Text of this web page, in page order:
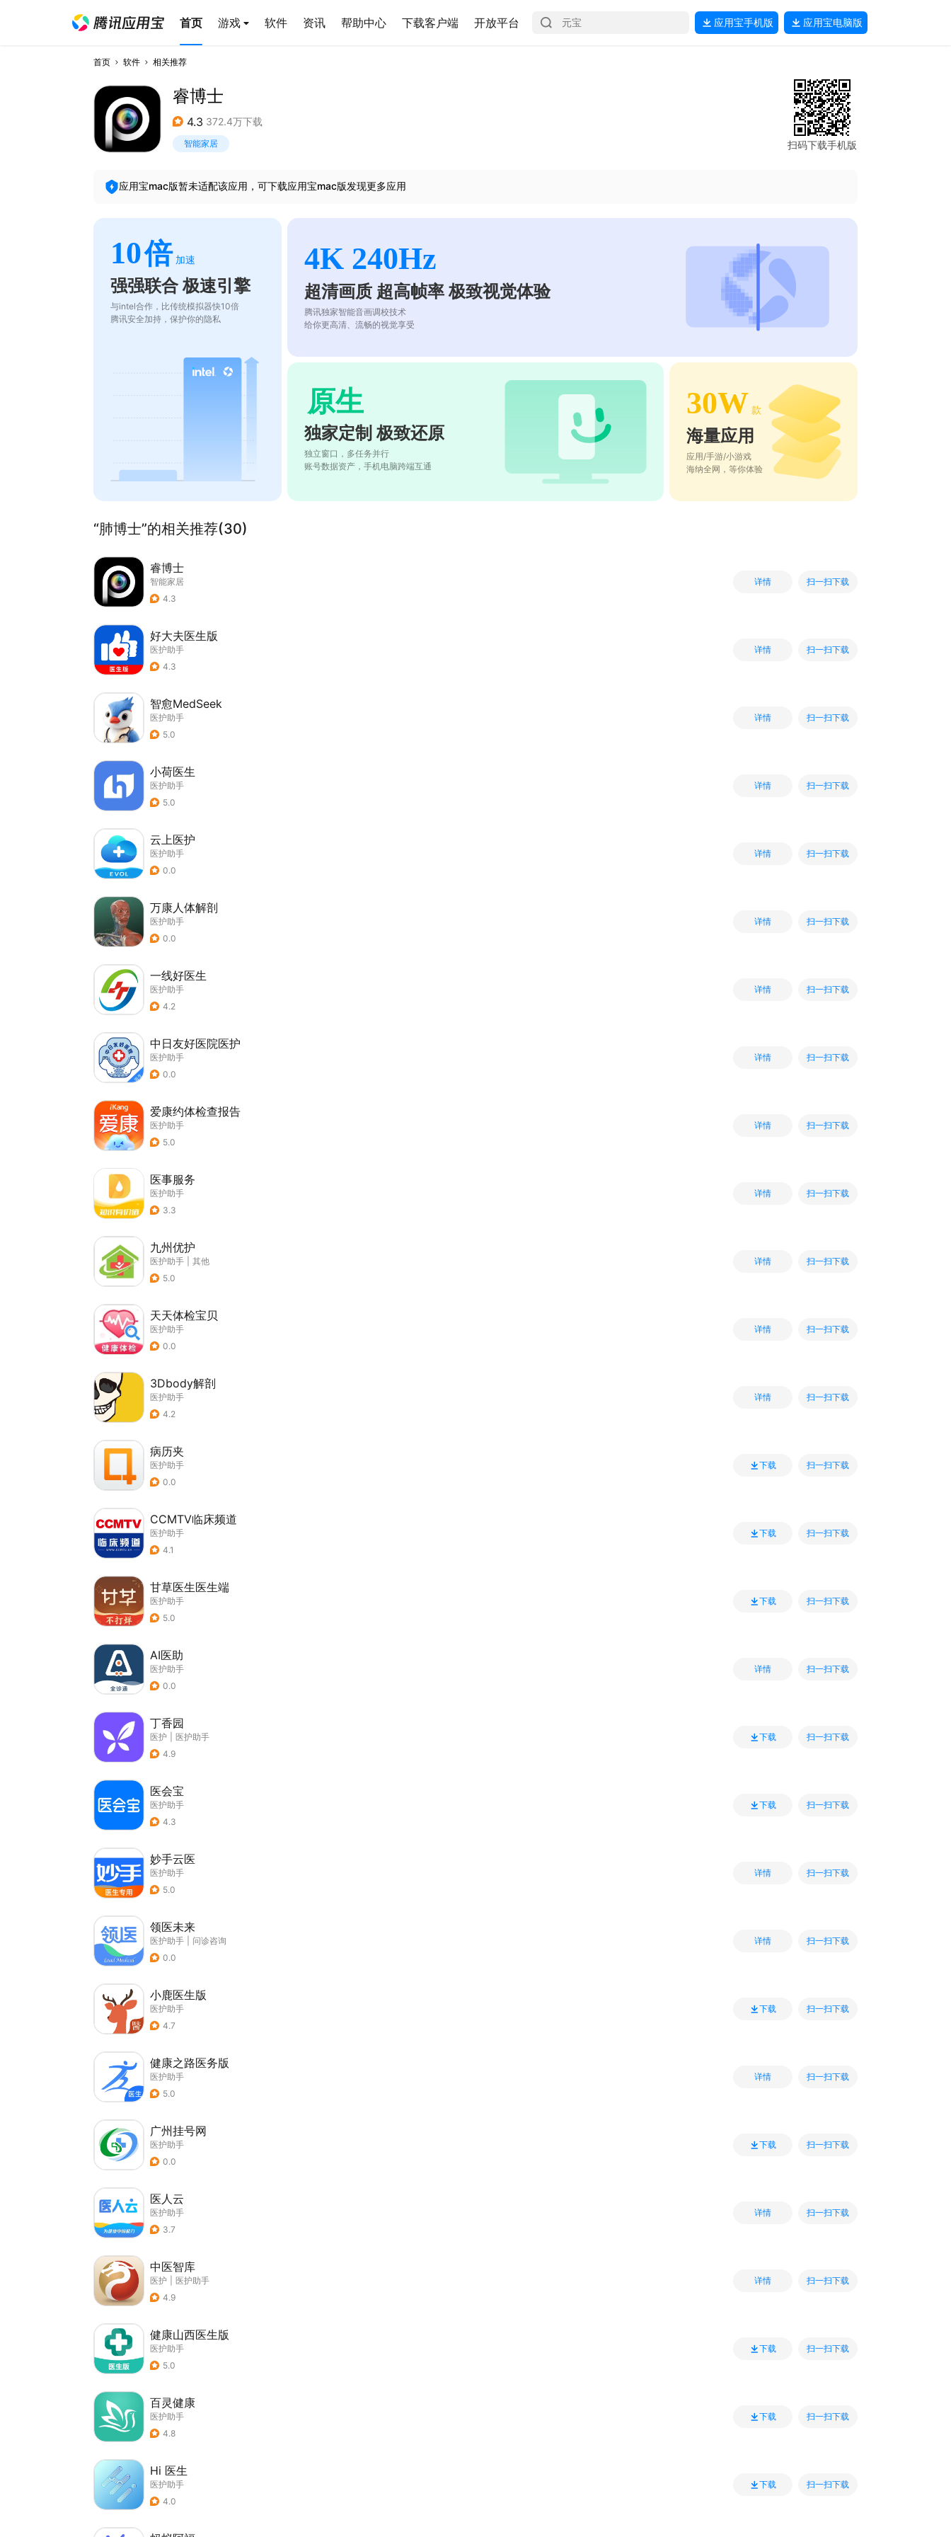
首页 游戏 软件 资讯 帮助中心 下载客户端 开放平台 应用宝手机版 应用宝电脑版
首页 软件 相关推荐
睿博士
4.3 372.4万下载
智能家居 扫码下载手机版
应用宝mac版暂未适配该应用，可下载应用宝mac版发现更多应用
10倍 加速
强强联合 极速引擎
与intel合作，比传统模拟器快10倍
腾讯安全加持，保护你的隐私
4K 240Hz
超清画质 超高帧率 极致视觉体验
腾讯独家智能音画调校技术
给你更高清、流畅的视觉享受
原生
独家定制 极致还原
独立窗口，多任务并行
账号数据资产，手机电脑跨端互通
30W 款
海量应用
应用/手游/小游戏
海纳全网，等你体验
“肺博士”的相关推荐(30)
睿博士
智能家居
4.3
详情 扫一扫下载
好大夫医生版
医护助手
4.3
详情 扫一扫下载
智愈MedSeek
医护助手
5.0
详情 扫一扫下载
小荷医生
医护助手
5.0
详情 扫一扫下载
云上医护
医护助手
0.0
详情 扫一扫下载
万康人体解剖
医护助手
0.0
详情 扫一扫下载
一线好医生
医护助手
4.2
详情 扫一扫下载
中日友好医院医护
医护助手
0.0
详情 扫一扫下载
爱康约体检查报告
医护助手
5.0
详情 扫一扫下载
医事服务
医护助手
3.3
详情 扫一扫下载
九州优护
医护助手
其他
5.0
详情 扫一扫下载
天天体检宝贝
医护助手
0.0
详情 扫一扫下载
3Dbody解剖
医护助手
4.2
详情 扫一扫下载
病历夹
医护助手
0.0
下载 扫一扫下载
CCMTV临床频道
医护助手
4.1
下载 扫一扫下载
甘草医生医生端
医护助手
5.0
下载 扫一扫下载
AI医助
医护助手
0.0
详情 扫一扫下载
丁香园
医护
医护助手
4.9
下载 扫一扫下载
医会宝
医护助手
4.3
下载 扫一扫下载
妙手云医
医护助手
5.0
详情 扫一扫下载
领医未来
医护助手
问诊咨询
0.0
详情 扫一扫下载
小鹿医生版
医护助手
4.7
下载 扫一扫下载
健康之路医务版
医护助手
5.0
详情 扫一扫下载
广州挂号网
医护助手
0.0
下载 扫一扫下载
医人云
医护助手
3.7
详情 扫一扫下载
中医智库
医护
医护助手
4.9
详情 扫一扫下载
健康山西医生版
医护助手
5.0
下载 扫一扫下载
百灵健康
医护助手
4.8
下载 扫一扫下载
Hi 医生
医护助手
4.0
下载 扫一扫下载